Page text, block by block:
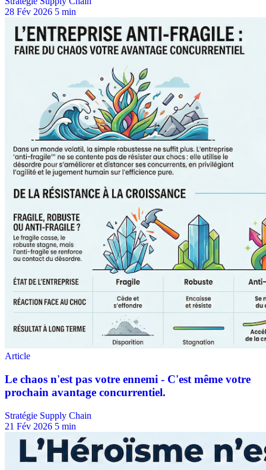
28 Fév 2026 5 min
Stratégie Supply Chain
21 Fév 2026 5 min